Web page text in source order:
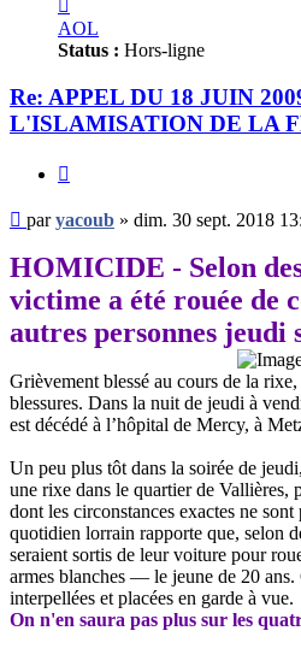
yacoub
AOL
Status : Hors-ligne
Re: APPEL DU 18 JUIN
L'ISLAMISATION DE LA
Message
non
lu
paryacoub » dim. 30 sept. 2018
HOMICIDE - Selon
victime a été rouée de
autres personnes jeudi
Grièvement blessé au cours de la rixe,
blessures. Dans la nuit de jeudi à
est décédé à l’hôpital de Mercy, à
Un peu plus tôt dans la soirée de
une rixe dans le quartier de Vallières,
dont les circonstances exactes ne
quotidien lorrain rapporte que, selon
seraient sortis de leur voiture pour
armes blanches — le jeune de 20 ans.
interpellées et placées en garde à vue.
On n'en saura pas plus sur les